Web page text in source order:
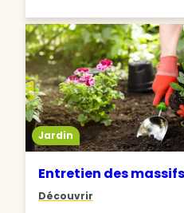
Jardin
Entretien des massifs
Découvrir